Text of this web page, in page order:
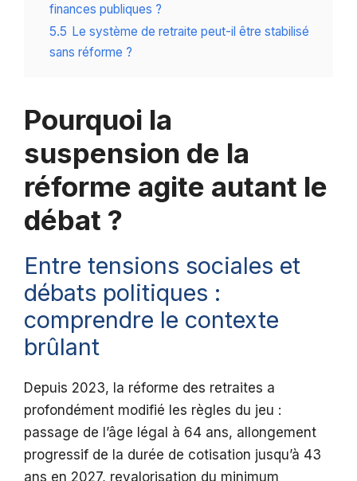
finances publiques ?
5.5 Le système de retraite peut-il être stabilisé
sans réforme ?
Pourquoi la
suspension de la
réforme agite autant le
débat ?
Entre tensions sociales et
débats politiques :
comprendre le contexte
brûlant
Depuis 2023, la réforme des retraites a
profondément modifié les règles du jeu :
passage de l’âge légal à 64 ans, allongement
progressif de la durée de cotisation jusqu’à 43
ans en 2027, revalorisation du minimum